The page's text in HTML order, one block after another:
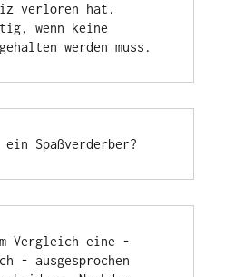
verloren hat.
wenn keine
werden muss.
Spaßverderber?
Vergleich eine -
- ausgesprochen